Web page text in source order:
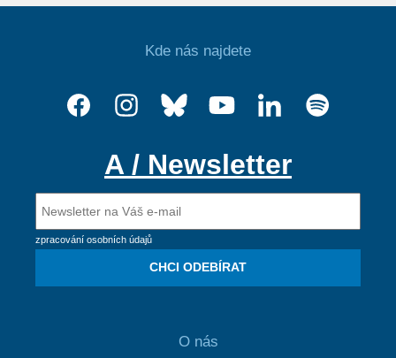
Kde nás najdete
A / Newsletter
zpracování osobních údajů
CHCI ODEBÍRAT
O nás